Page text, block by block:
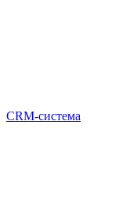
CRM-система